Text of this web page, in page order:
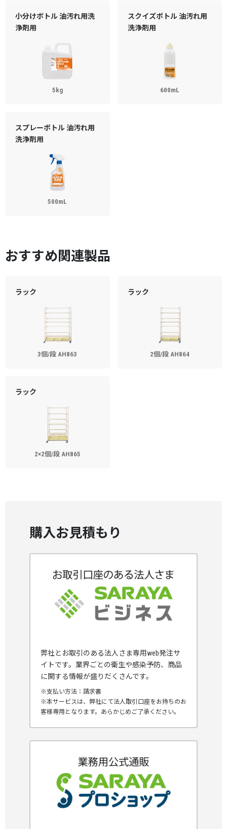
小分けボトル 油汚れ用洗
浄剤用
5kg
スクイズボトル 油汚れ用
洗浄剤用
600mL
スプレーボトル 油汚れ用
洗浄剤用
500mL
おすすめ関連製品
ラック
3個/段 AH863
ラック
2個/段 AH864
ラック
2×2個/段 AH865
購入お見積もり
弊社とお取引のある法人さま専用web発注サ
イトです。業界ごとの衛生や感染予防、商品
に関する情報が盛りだくさんです。
※支払い方法：請求書
※本サービスは、弊社にて法人取引口座をお持ちのお
客様専用となります。あらかじめご了承ください。